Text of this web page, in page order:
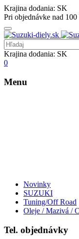
Krajina dodania: SK
Pri objednávke nad
Krajina dodania: SK
0
Menu
Novinky
SUZUKI
Tuning/Off Road
Oleje / Mazivá /
Tel. objednávky